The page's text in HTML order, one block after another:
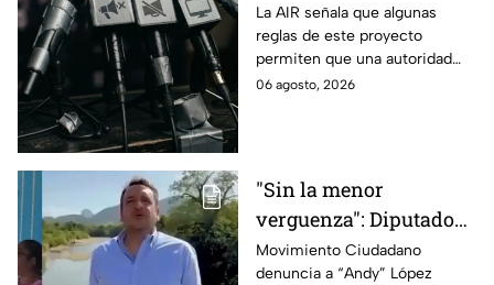
para proteger a las
audiencias
La AIR señala que algunas
reglas de este proyecto
permiten que una autoridad
gubernamental supervise,
06 agosto, 2026
"Sin la menor
verguenza": Diputado
Juan Zavala denuncia
ante el INE a Andy
Movimiento Ciudadano
denuncia a “Andy” López